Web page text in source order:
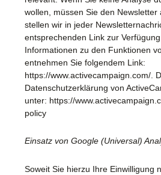
wollen, müssen Sie den Newsletter
stellen wir in jeder
entsprechenden Link zur
Informationen zu den Funktionen
entnehmen Sie folgendem Link:
https://www.activecampaign.com/.
Datenschutzerklärung von
unter: https://
policy
Einsatz von Google (Universal)
Soweit Sie hierzu Ihre Einwilligung